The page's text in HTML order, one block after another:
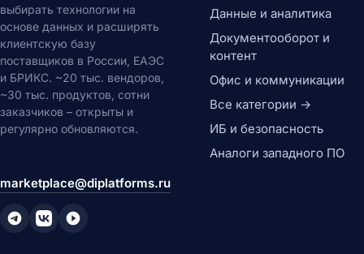
выбирать технологии на
основе данных и расширять
клиентскую базу
поставщиков в России, ЕАЭС
и БРИКС. ~20 тыс. вендоров,
~30 тыс. продуктов, сотни
заказчиков – открыты и
регулярно обновляются.
marketplace@diplatforms.ru
Данные и аналитика
Документооборот и
контент
Офис и коммуникации
Все категории →
ИБ и безопасность
Аналоги западного ПО